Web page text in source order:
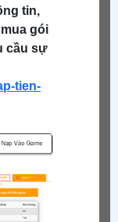
tin,
gói
cầu sự
tien-